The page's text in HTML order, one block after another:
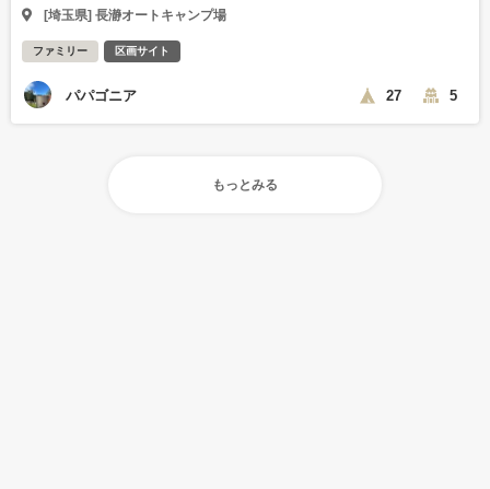
[埼玉県] 長瀞オートキャンプ場
ファミリー 区画サイト
パパゴニア 27 5
もっとみる